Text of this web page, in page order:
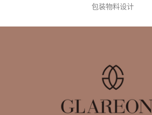
包装物料设计